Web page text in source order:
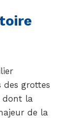
des grottes
dont la
de la